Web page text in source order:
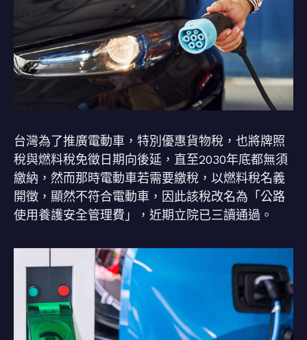
台灣為了推廣電動車，特別優惠貨物稅，也將牌照
稅與燃料稅免徵日期向後延，直至2030年底都無須
繳納，然而那時電動車若需要繳稅，以燃料稅名義
開徵，顯然不符合電動車，因此該稅改名為「公路
使用養護安全管理費」，近期立院已三讀通過。